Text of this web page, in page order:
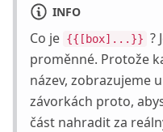
INFO
Co je {{[box]...}} ?
proměnné. Protože
název, zobrazujeme
závorkách proto,
část nahradit za